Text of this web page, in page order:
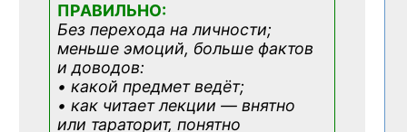
ПРАВИЛЬНО:
Без перехода на личности;
меньше эмоций, больше фактов
и доводов:
• какой предмет ведёт;
• как читает лекции — внятно
или тараторит, понятно